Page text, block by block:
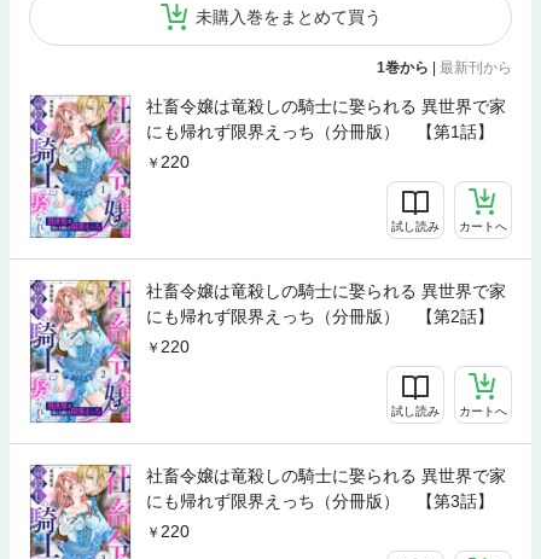
未購入巻をまとめて買う
1巻から | 最新刊から
社畜令嬢は竜殺しの騎士に娶られる 異世界で家
にも帰れず限界えっち（分冊版） 【第1話】
220
試し読み カートへ
社畜令嬢は竜殺しの騎士に娶られる 異世界で家
にも帰れず限界えっち（分冊版） 【第2話】
220
試し読み カートへ
社畜令嬢は竜殺しの騎士に娶られる 異世界で家
にも帰れず限界えっち（分冊版） 【第3話】
220